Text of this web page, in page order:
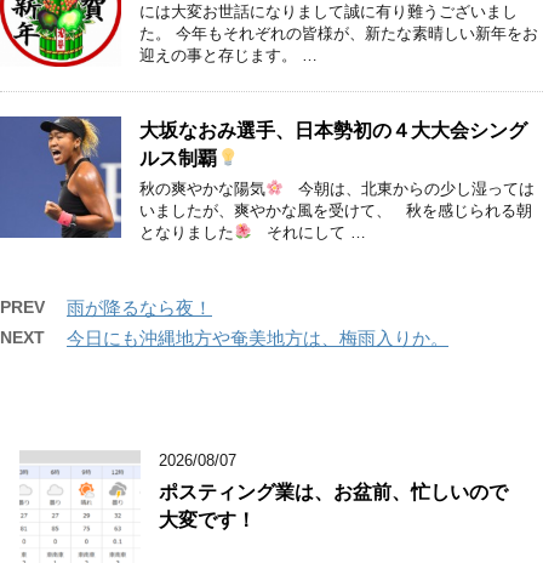
には大変お世話になりまして誠に有り難うございまし
た。 今年もそれぞれの皆様が、新たな素晴しい新年をお
迎えの事と存じます。 …
大坂なおみ選手、日本勢初の４大大会シング
ルス制覇
秋の爽やかな陽気
今朝は、北東からの少し湿っては
いましたが、爽やかな風を受けて、 秋を感じられる朝
となりました
それにして …
PREV 雨が降るなら夜！
NEXT 今日にも沖縄地方や奄美地方は、梅雨入りか。
2026/08/07
ポスティング業は、お盆前、忙しいので
大変です！